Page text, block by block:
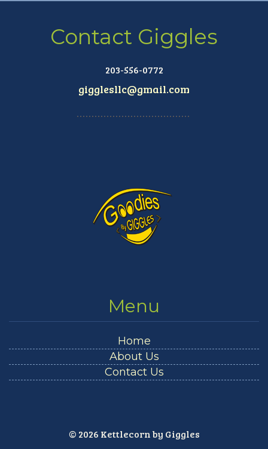
Contact Giggles
203-556-0772
gigglesllc@gmail.com
Menu
Home
About Us
Contact Us
© 2026 Kettlecorn by Giggles